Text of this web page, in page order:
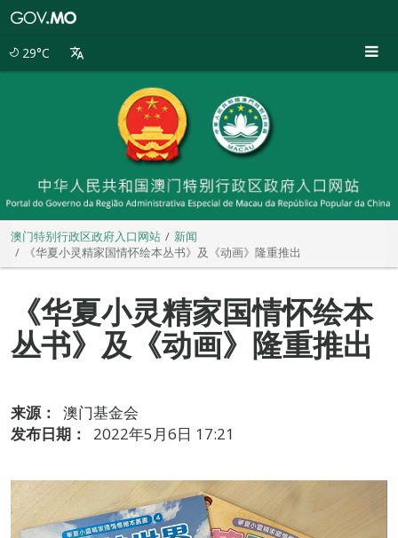
29°C
澳门特别行政区政府入口网站
新闻
《华夏小灵精家国情怀绘本丛书》及《动画》隆重推出
《华夏小灵精家国情怀绘本
丛书》及《动画》隆重推出
来源：
澳门基金会
发布日期：
2022年5月6日 17:21